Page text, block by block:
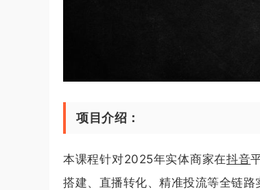
项目介绍：
本课程针对2025年实体商家在抖音
搭建、直播转化、精准投流等全链